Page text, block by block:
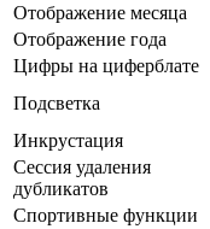
Отображение месяца
Отображение года
Цифры на циферблате
Подсветка
Инкрустация
Сессия удаления
дубликатов
Спортивные функции